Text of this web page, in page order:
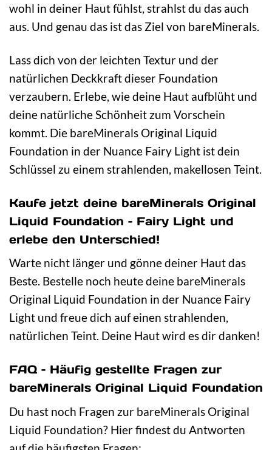
wohl in deiner Haut fühlst, strahlst du das auch
aus. Und genau das ist das Ziel von bareMinerals.
Lass dich von der leichten Textur und der
natürlichen Deckkraft dieser Foundation
verzaubern. Erlebe, wie deine Haut aufblüht und
deine natürliche Schönheit zum Vorschein
kommt. Die bareMinerals Original Liquid
Foundation in der Nuance Fairy Light ist dein
Schlüssel zu einem strahlenden, makellosen Teint.
Kaufe jetzt deine bareMinerals Original
Liquid Foundation – Fairy Light und
erlebe den Unterschied!
Warte nicht länger und gönne deiner Haut das
Beste. Bestelle noch heute deine bareMinerals
Original Liquid Foundation in der Nuance Fairy
Light und freue dich auf einen strahlenden,
natürlichen Teint. Deine Haut wird es dir danken!
FAQ – Häufig gestellte Fragen zur
bareMinerals Original Liquid Foundation
Du hast noch Fragen zur bareMinerals Original
Liquid Foundation? Hier findest du Antworten